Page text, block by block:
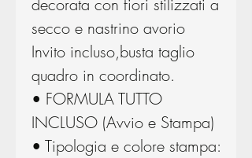
decorata con fiori stilizzati a
secco e nastrino avorio
Invito incluso,busta taglio
quadro in coordinato.
• FORMULA TUTTO
INCLUSO (Avvio e Stampa)
• Tipologia e colore stampa: